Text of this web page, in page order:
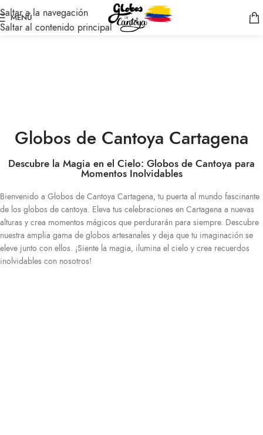
Saltar a la navegación
Saltar al contenido principal
MENÚ
Globos de Cantoya Cartagena
Descubre la Magia en el Cielo: Globos de Cantoya para
Momentos Inolvidables
Bienvenido a Globos de Cantoya Cartagena, tu puerta al mundo fascinante
de los globos de cantoya. Eleva tus celebraciones en Cartagena a nuevas
alturas y crea momentos mágicos que perdurarán para siempre. Descubre
nuestra amplia gama de globos artesanales y deja que tu imaginación se
eleve junto con ellos. ¡Siente la magia, ilumina el cielo y crea recuerdos
inolvidables con nosotros!